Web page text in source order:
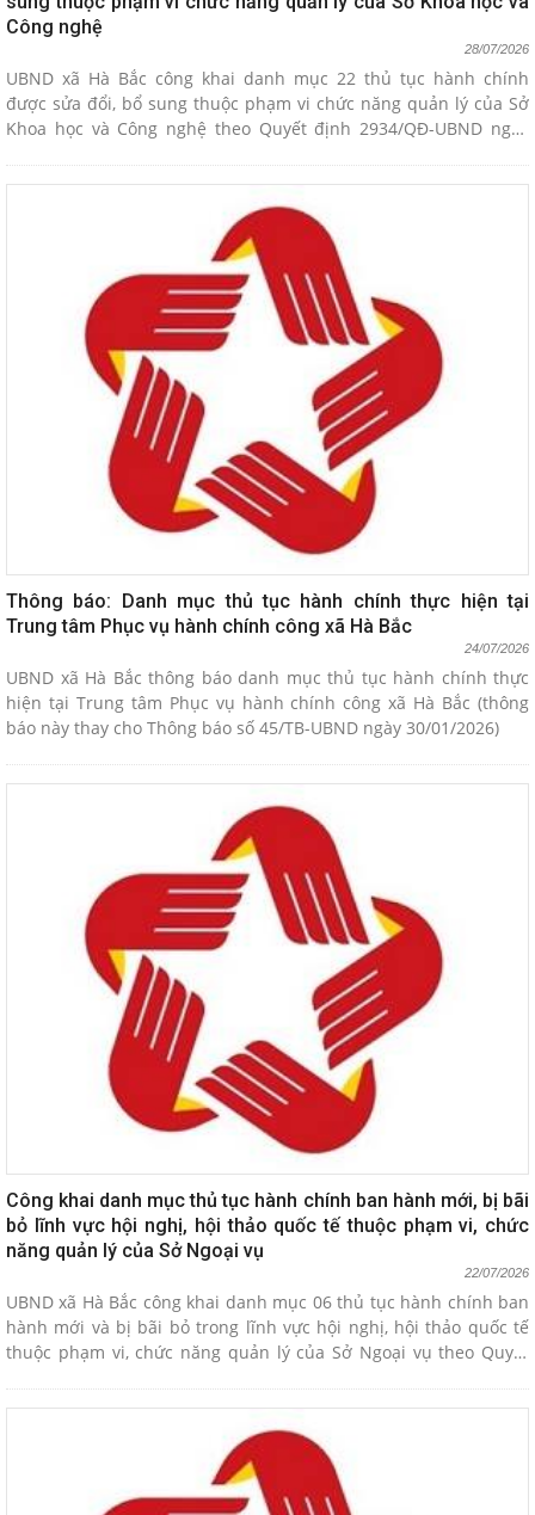
Công nghệ
28/07/2026
UBND xã Hà Bắc công khai danh mục 22 thủ tục hành chính
được sửa đổi, bổ sung thuộc phạm vi chức năng quản lý của Sở
Khoa học và Công nghệ theo Quyết định 2934/QĐ-UBND ngày
Thông báo: Danh mục thủ tục hành chính thực hiện tại
Trung tâm Phục vụ hành chính công xã Hà Bắc
24/07/2026
UBND xã Hà Bắc thông báo danh mục thủ tục hành chính thực
hiện tại Trung tâm Phục vụ hành chính công xã Hà Bắc (thông
báo này thay cho Thông báo số 45/TB-UBND ngày 30/01/2026)
Công khai danh mục thủ tục hành chính ban hành mới, bị bãi
bỏ lĩnh vực hội nghị, hội thảo quốc tế thuộc phạm vi, chức
năng quản lý của Sở Ngoại vụ
22/07/2026
UBND xã Hà Bắc công khai danh mục 06 thủ tục hành chính ban
hành mới và bị bãi bỏ trong lĩnh vực hội nghị, hội thảo quốc tế
thuộc phạm vi, chức năng quản lý của Sở Ngoại vụ theo Quyết